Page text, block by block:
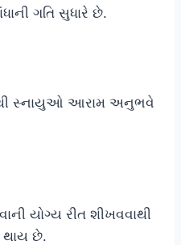
ગતિ સુધારે છે.
સ્નાયુઓ આરામ અનુભવે
યોગ્ય રીત શીખવવાથી
થાય છે.